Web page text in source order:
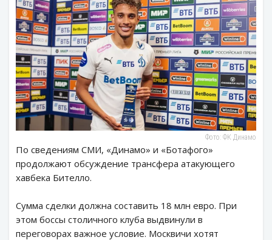
Фото: ФК Динамо
По сведениям СМИ, «Динамо» и «Ботафого»
продолжают обсуждение трансфера атакующего
хавбека Бителло.
Сумма сделки должна составить 18 млн евро. При
этом боссы столичного клуба выдвинули в
переговорах важное условие. Москвичи хотят